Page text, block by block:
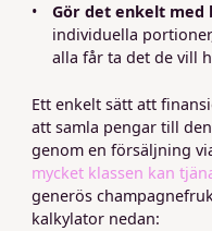
Gör det enkelt med
individuella
alla får ta det de vill
Ett enkelt sätt att
att samla pengar till
genom en försäljning
mycket klassen kan
generös
kalkylator nedan: